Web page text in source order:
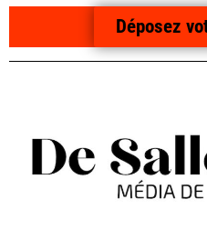
Déposez